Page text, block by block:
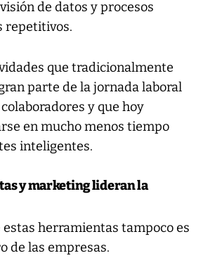
de datos y procesos
repetitivos.
que tradicionalmente
parte de la jornada laboral
y que hoy
en mucho menos tiempo
inteligentes.
y marketing lideran la
estas herramientas tampoco es
de las empresas.